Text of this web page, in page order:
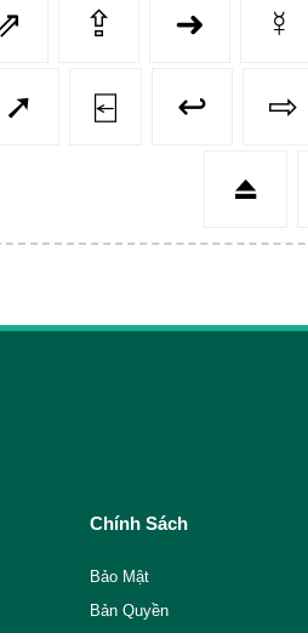
⇪ ➜ ☿
➚ ⍇ ↩️ ⇨
⏏️
Chính Sách
Bảo Mật
Bản Quyền